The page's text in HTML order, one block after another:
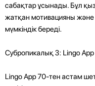
сабақтар ұсынады. Бұл
жатқан мотивацияны және
мүмкіндік береді.
Субропикалық 3: Lingo
Lingo App 70-тен астам